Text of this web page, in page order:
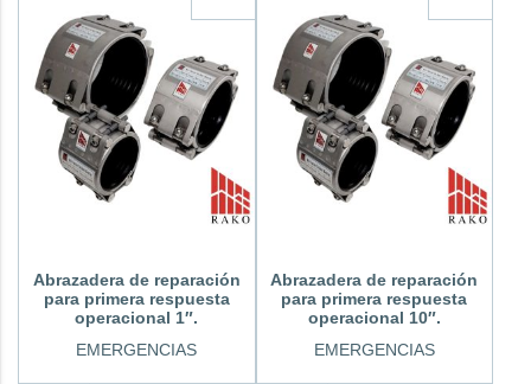
Abrazadera de reparación
para primera respuesta
operacional 1″.
EMERGENCIAS
Abrazadera de reparación
para primera respuesta
operacional 10″.
EMERGENCIAS